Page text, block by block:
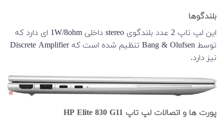
بلندگوها
این لپ تاپ 2 عدد بلندگوی stereo داخلی 1W/8ohm ای دارد که
توسط Bang & Olufsen تنظیم شده است که Discrete Amplifier
نیز دارد.
پورت ها و اتصالات لپ تاپ HP Elite 830 G11